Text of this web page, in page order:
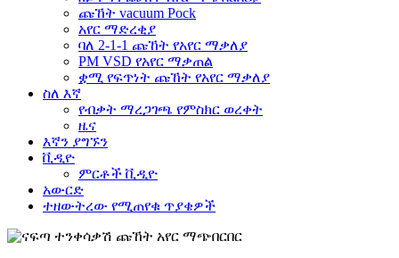
ጩኸት vacuum Pock
አየር ማድረቂያ
ባለ 2-1-1 ጩኸት የአየር ማቃለያ
PM VSD የአየር ማቃጠል
ቋሚ የፍጥነት ጩኸት የአየር ማቃለያ
ስለ እኛ
የብቃት ማረጋገጫ የምስክር ወረቀት
ዜና
እኛን ያግኙን
ቪዲዮ
ምርቶች ቪዲዮ
አውርድ
ተዘውትረው የሚጠየቁ ጥያቄዎች